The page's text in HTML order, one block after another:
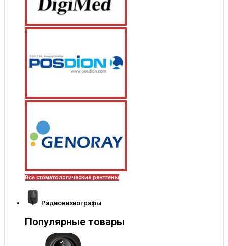
Все стоматологические рентгены
Радиовизиографы
Популярные товары